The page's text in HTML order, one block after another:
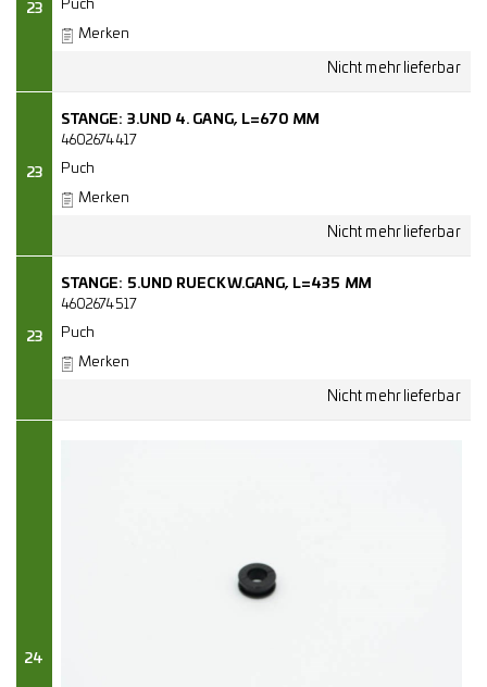
23 Puch
Merken
23
STANGE: 3.UND 4. GANG, L=670 MM
4602674417
Puch
Merken
23
STANGE: 5.UND RUECKW.GANG, L=435 MM
4602674517
Puch
Merken
24